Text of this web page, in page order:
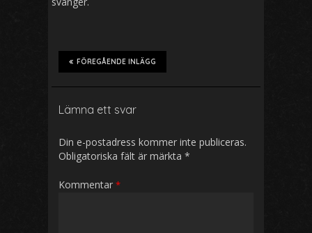
FÖREGÅENDE INLÄGG
Lämna ett svar
Din e-postadress kommer inte publiceras.
Obligatoriska fält är märkta *
Kommentar *